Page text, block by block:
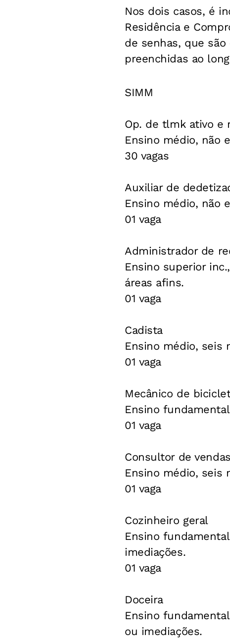
Nos dois casos, é
Residência e
de senhas, que
preenchidas ao
SIMM
Op. de tlmk ativo e
Ensino médio, não
30 vagas
Auxiliar de
Ensino médio, não
01 vaga
Administrador de
Ensino superior
áreas afins.
01 vaga
Cadista
Ensino médio, seis
01 vaga
Mecânico de
Ensino
01 vaga
Consultor de vendas
Ensino médio, seis
01 vaga
Cozinheiro geral
Ensino
imediações.
01 vaga
Doceira
Ensino
ou imediações.